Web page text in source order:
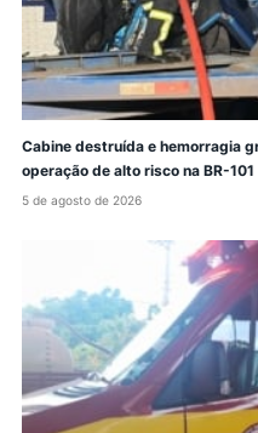
Cabine destruída e hemorragia
operação de alto risco na BR-101
5 de agosto de 2026